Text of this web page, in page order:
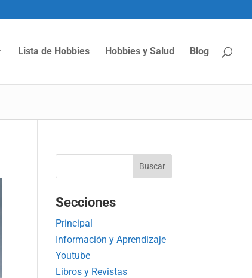
Lista de Hobbies Hobbies y Salud Blog
Secciones
Principal
Información y Aprendizaje
Youtube
Libros y Revistas